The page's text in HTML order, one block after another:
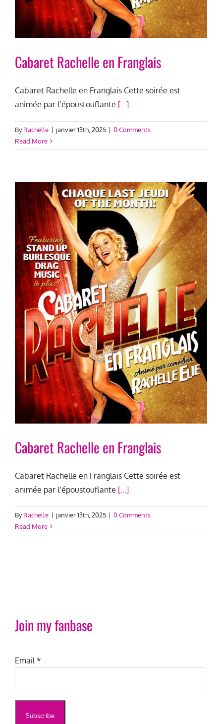
Cabaret Rachelle en Franglais
Cabaret Rachelle en Franglais Cette soirée est
animée par l’époustouflante [...]
ByRachelle | janvier 13th, 2025 | 0 Comments
Read More
Cabaret Rachelle en Franglais
Cabaret Rachelle en Franglais Cette soirée est
animée par l’époustouflante [...]
ByRachelle | janvier 13th, 2025 | 0 Comments
Read More
Join my fanbase
Email *